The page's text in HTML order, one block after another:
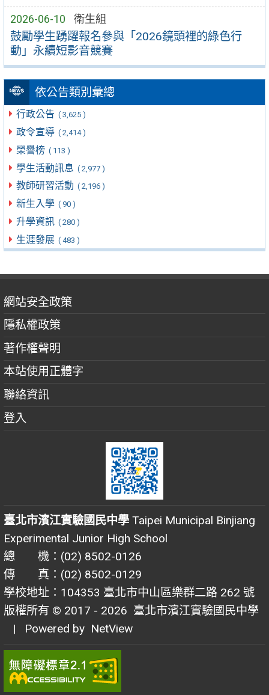
2026-06-10 衛生組
鼓勵學生踴躍報名參與「2026鏡頭裡的綠色行
動」永續短影音競賽
依公告類別彙總
行政公告 ( 3,625 )
政令宣導 ( 2,414 )
榮譽榜 ( 113 )
學生活動訊息 ( 2,977 )
教師研習活動 ( 2,196 )
新生入學 ( 90 )
升學資訊 ( 280 )
生涯發展 ( 483 )
網站安全政策
隱私權政策
著作權聲明
本站使用正體字
聯絡資訊
登入
臺北市濱江實驗國民中學 Taipei Municipal Binjiang
Experimental Junior High School
總 機：(02) 8502-0126
傳 真：(02) 8502-0129
學校地址：104353 臺北市中山區樂群二路 262 號
版權所有 © 2017 - 2026 臺北市濱江實驗國民中學
| Powered by NetView